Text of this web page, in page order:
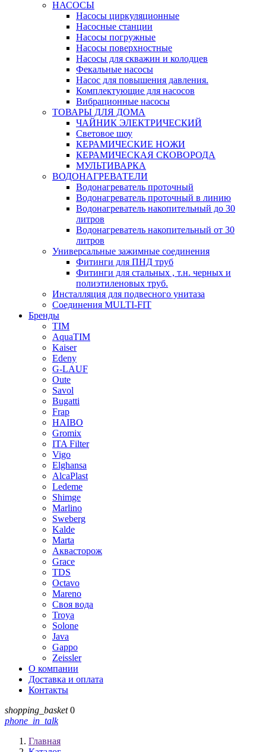
НАСОСЫ
Насосы циркуляционные
Насосные станции
Насосы погружные
Насосы поверхностные
Насосы для скважин и колодцев
Фекальные насосы
Насос для повышения давления.
Комплектующие для насосов
Вибрационные насосы
ТОВАРЫ ДЛЯ ДОМА
ЧАЙНИК ЭЛЕКТРИЧЕСКИЙ
Световое шоу
КЕРАМИЧЕСКИЕ НОЖИ
КЕРАМИЧЕСКАЯ СКОВОРОДА
МУЛЬТИВАРКА
ВОДОНАГРЕВАТЕЛИ
Водонагреватель проточный
Водонагреватель проточный в линию
Водонагреватель накопительный до 30
литров
Водонагреватель накопительный от 30
литров
Универсальные зажимные соединения
Фитинги для ПНД труб
Фитинги для стальных , т.н. черных и
полиэтиленовых труб.
Инсталляция для подвесного унитаза
Соединения MULTI-FIT
Бренды
TIM
AquaTIM
Kaiser
Edeny
G-LAUF
Oute
Savol
Bugatti
Frap
HAIBO
Gromix
ITA Filter
Vigo
Elghansa
AlcaPlast
Ledeme
Shimge
Marlino
Sweberg
Kalde
Marta
Аквасторож
Grace
TDS
Octavo
Mareno
Своя вода
Troya
Solone
Java
Gappo
Zeissler
О компании
Доставка и оплата
Контакты
shopping_basket 0
phone_in_talk
Главная